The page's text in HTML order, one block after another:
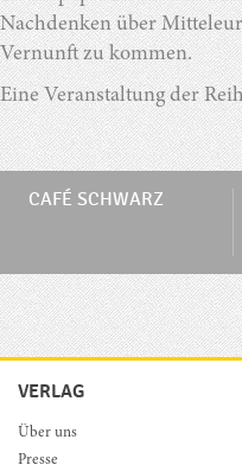
Nachdenken über
Vernunft zu kommen.
Eine Veranstaltung der
CAFÉ SCHWARZ
VERLAG
Über uns
Presse